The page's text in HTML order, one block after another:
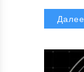
Далее